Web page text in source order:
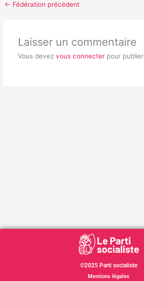
← Fédération précédent
Laisser un commentaire
Vous devez vous connecterpour
©2025 Parti socialiste
Mentions légales